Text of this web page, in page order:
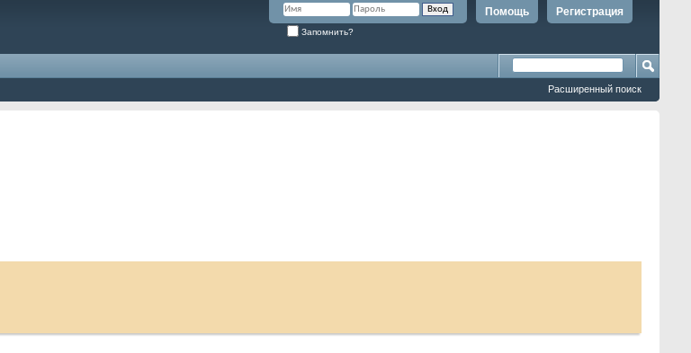
Регистрация
Помощь
Запомнить?
Расширенный поиск